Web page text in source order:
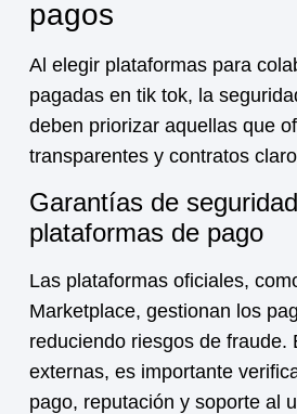
pagos
Al elegir plataformas para
pagadas en tik tok, la
deben priorizar aquellas que
transparentes y contratos
Garantías de
plataformas de pago
Las plataformas oficiales,
Marketplace, gestionan los
reduciendo riesgos de fraude.
externas, es importante
pago, reputación y soporte al